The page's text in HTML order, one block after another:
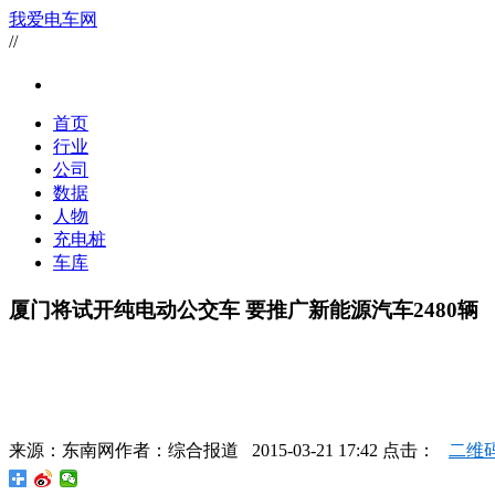
我爱电车网
//
首页
行业
公司
数据
人物
充电桩
车库
厦门将试开纯电动公交车 要推广新能源汽车2480辆
来源： 东南网作者： 综合报道 2015-03-21 17:42 点击： 二维